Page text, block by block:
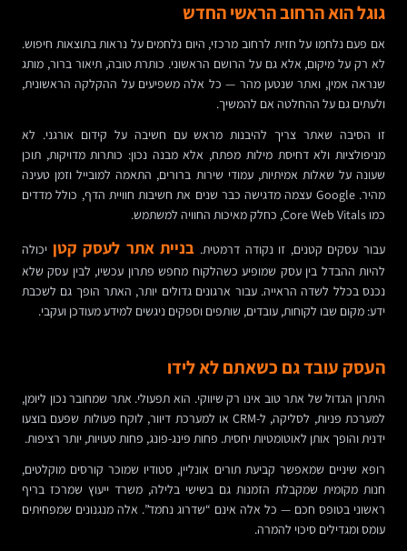
גוגל הוא הרחוב הראשי החדש
אם פעם נלחמו על חזית לרחוב מרכזי, היום נלחמים על נראות בתוצאות חיפוש.
לא רק על מיקום, אלא גם על הרושם הראשוני. כותרת טובה, תיאור ברור, מותג
שנראה אמין, ואתר שנטען מהר — כל אלה משפיעים על ההקלקה הראשונית,
ולעתים גם על ההחלטה אם להמשיך.
זו הסיבה שאתר צריך להיבנות מראש עם חשיבה על קידום אורגני. לא
מניפולציות ולא דחיסת מילות מפתח, אלא מבנה נכון: כותרות מדויקות, תוכן
שעונה על שאלות אמיתיות, עמודי שירות ברורים, התאמה למובייל וזמן טעינה
מהיר. Google עצמה מדגישה כבר שנים את חשיבות חוויית הדף, כולל מדדים
כמו Core Web Vitals, כחלק מאיכות החוויה למשתמש.
עבור עסקים קטנים, זו נקודה דרמטית. בניית אתר לעסק קטן יכולה
להיות ההבדל בין עסק שמופיע כשהלקוח מחפש פתרון עכשיו, לבין עסק שלא
נכנס בכלל לשדה הראייה. עבור ארגונים גדולים יותר, האתר הופך גם לשכבת
ידע: מקום שבו לקוחות, עובדים, שותפים וספקים ניגשים למידע מעודכן ועקבי.
העסק עובד גם כשאתם לא לידו
היתרון הגדול של אתר טוב אינו רק שיווקי. הוא תפעולי. אתר שמחובר נכון ליומן,
למערכת פניות, לסליקה, ל-CRM או למערכת דיוור, לוקח פעולות שפעם בוצעו
ידנית והופך אותן לאוטומטיות יחסית. פחות פינג-פונג, פחות טעויות, יותר רציפות.
רופא שיניים שמאפשר קביעת תורים אונליין, סטודיו שמוכר קורסים מוקלטים,
חנות מקומית שמקבלת הזמנות גם בשישי בלילה, משרד ייעוץ שמרכז בריף
ראשוני בטופס חכם — כל אלה אינם “שדרוג נחמד”. אלה מנגנונים שמפחיתים
עומס ומגדילים סיכוי להמרה.